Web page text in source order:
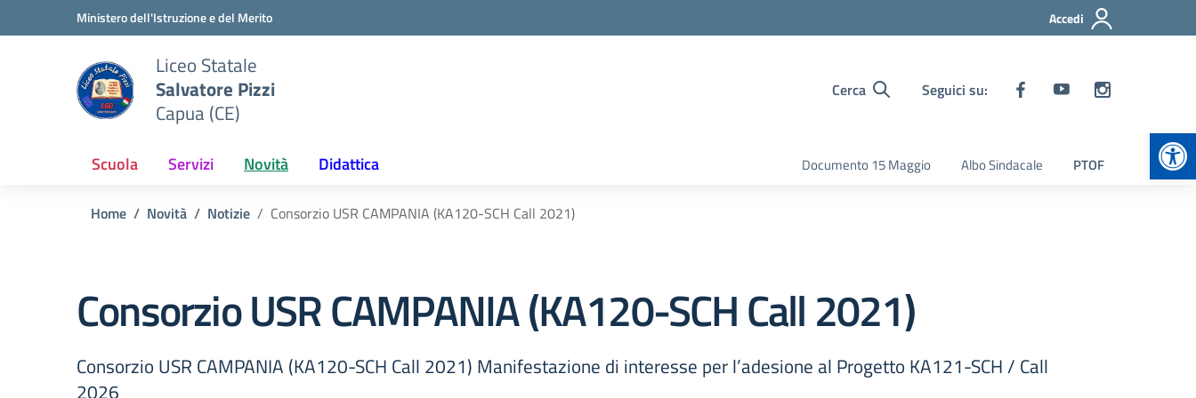
Vai ai contenuti
Vai al menu di navigazioneMinistero dell'Istruzione e del Merito Accedi
Liceo Statale
Salvatore Pizzi
Capua (CE)
Cerca Seguici su:
Scuola Servizi Novità Didattica Documento 15 Maggio Albo Sindacale PTOF
Home Novità Notizie Consorzio USR CAMPANIA (KA120-SCH Call 2021)
Consorzio USR CAMPANIA (KA120-SCH Call 2021)
Consorzio USR CAMPANIA (KA120-SCH Call 2021) Manifestazione di interesse per l’adesione al Progetto KA121-SCH / Call
2026